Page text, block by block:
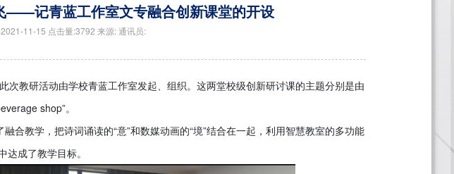
——记青蓝工作室文专融合创新课堂的开设
11-15 点击量:3792 来源: 通讯员:
次教研活动由学校青蓝工作室发起、组织。这两堂校级创新研讨课的主题分别是由
shop”。
合教学，把诗词诵读的“意”和数媒动画的“境”结合在一起，利用智慧教室的多功能
成了教学目标。